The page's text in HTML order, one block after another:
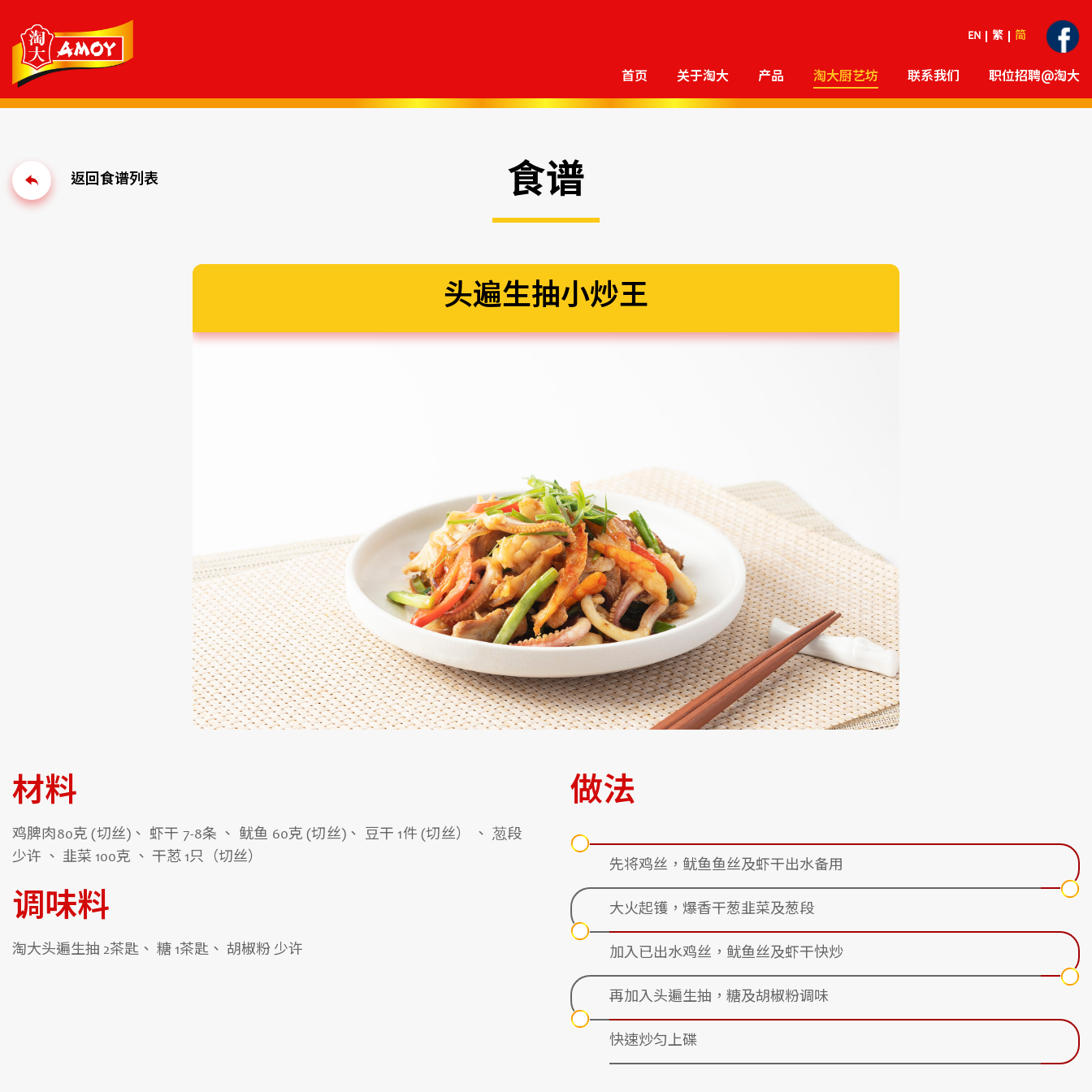
EN 繁 简
首页 关于淘大 产品 淘大厨艺坊 联系我们 职位招聘@淘大
食谱
头遍生抽小炒王
材料
鸡脾肉80克 (切丝)、 虾干 7-8条 、 鱿鱼 60克 (切丝)、 豆干 1件 (切丝） 、 䓤段
少许 、 韭菜 100克 、 干荵 1只（切丝）
调味料
淘大头遍生抽 2茶匙、 糖 1茶匙、 胡椒粉 少许
做法
先将鸡丝，鱿鱼鱼丝及虾干出水备用
大火起镬，爆香干葱韭菜及葱段
加入已出水鸡丝，鱿鱼丝及虾干快炒
再加入头遍生抽，糖及胡椒粉调味
快速炒匀上碟